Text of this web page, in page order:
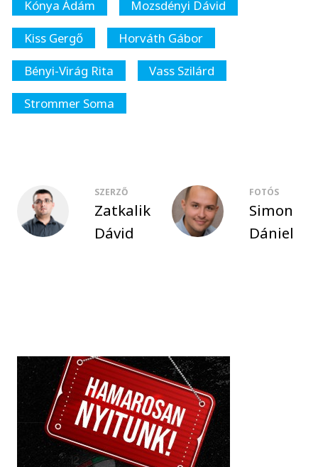
Kónya Ádám
Mozsdényi Dávid
Kiss Gergő
Horváth Gábor
Bényi-Virág Rita
Vass Szilárd
Strommer Soma
SZERZŐ
Zatkalik
Dávid
FOTÓS
Simon
Dániel